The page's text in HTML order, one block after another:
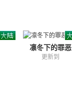
凛冬下的罪恶
更新到